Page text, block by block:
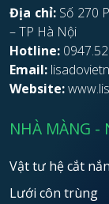
Địa chỉ:Số 270
– TP Hà Nội
Hotline:
Email:
Website:
NHÀ MÀNG -
Vật tư hệ cắt
Lưới côn trùng